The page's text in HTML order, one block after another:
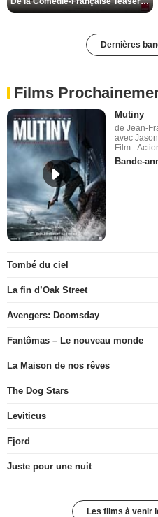
Dernières
Films
Mutiny
de Jean-
avec
Film -
Bande-
Tombé du ciel
La fin d’Oak Street
Avengers: Doomsday
Fantômas – Le nouveau monde
La Maison de nos rêves
The Dog Stars
Leviticus
Fjord
Juste pour une nuit
Les films à venir